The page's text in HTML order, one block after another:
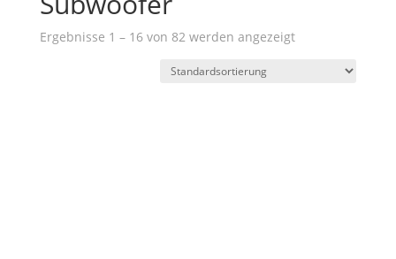
Ergebnisse 1 – 16 von 82 werden angezeigt